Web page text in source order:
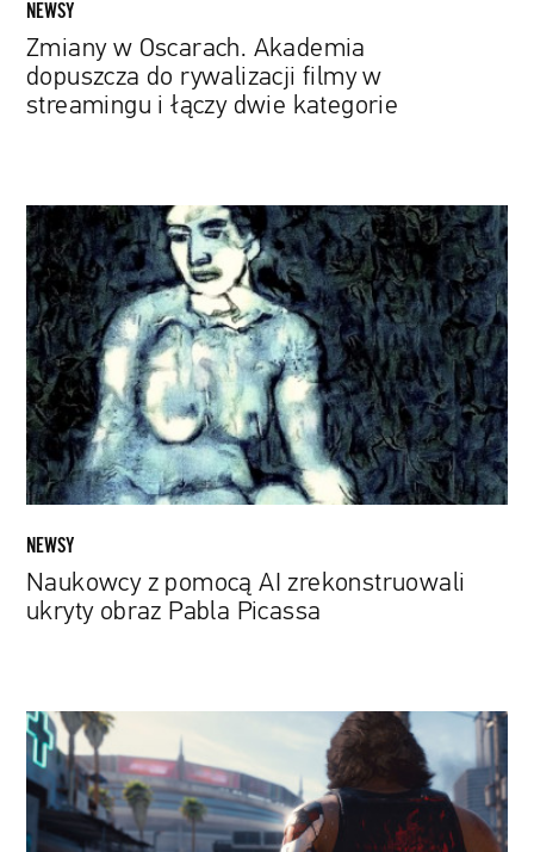
kategorie
NEWSY
Zmiany w Oscarach. Akademia
dopuszcza do rywalizacji filmy w
streamingu i łączy dwie kategorie
Naukowcy
z
pomocą
AI
zrekonstruowali
ukryty
obraz
Pabla
Picassa
NEWSY
Naukowcy z pomocą AI zrekonstruowali
ukryty obraz Pabla Picassa
Ile
osób
może
grać
w